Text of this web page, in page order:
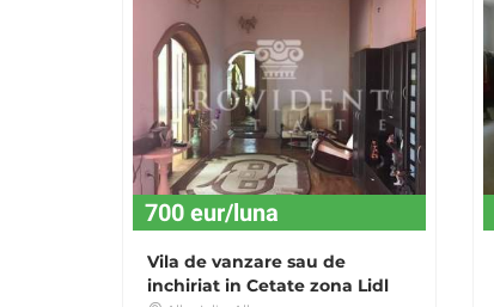
700 eur/luna
Vila de vanzare sau de
inchiriat in Cetate zona Lidl